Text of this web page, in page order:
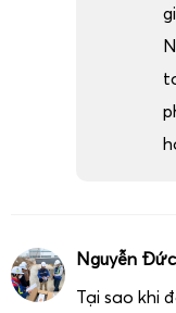
Nguyễn
Tại sao khi